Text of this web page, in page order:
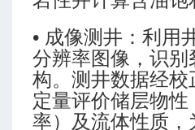
• 成像测井：利用
分辨率图像，识
构。测井数据经
定量评价储层物
率）及流体性质，